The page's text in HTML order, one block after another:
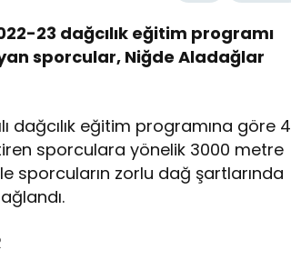
23 dağcılık eğitim programı
sporcular, Niğde Aladağlar
dağcılık eğitim programına göre 4
sporculara yönelik 3000 metre
sporcuların zorlu dağ şartlarında